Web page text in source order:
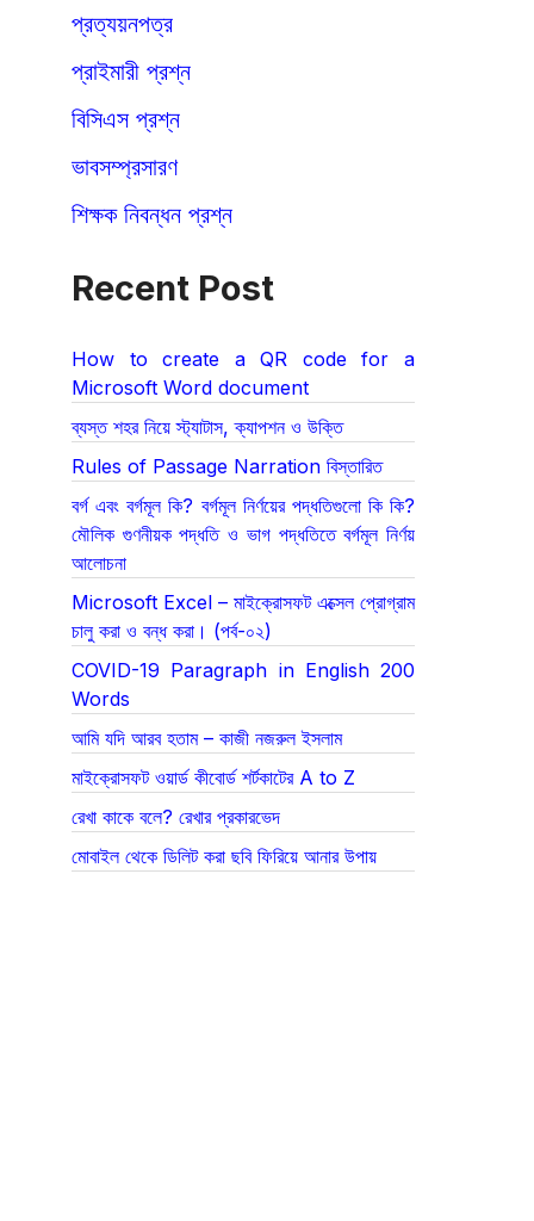
প্রত্যয়নপত্র
প্রাইমারী প্রশ্ন
বিসিএস প্রশ্ন
ভাবসম্প্রসারণ
শিক্ষক নিবন্ধন প্রশ্ন
Recent Post
How to create a QR code for a
Microsoft Word document
ব্যস্ত শহর নিয়ে স্ট্যাটাস, ক্যাপশন ও উক্তি
Rules of Passage Narration বিস্তারিত
বর্গ এবং বর্গমূল কি? বর্গমূল নির্ণয়ের পদ্ধতিগুলো কি কি?
মৌলিক গুণনীয়ক পদ্ধতি ও ভাগ পদ্ধতিতে বর্গমূল নির্ণয়
আলোচনা
Microsoft Excel – মাইক্রোসফট এক্সেল প্রোগ্রাম
চালু করা ও বন্ধ করা। (পর্ব-০২)
COVID-19 Paragraph in English 200
Words
আমি যদি আরব হতাম – কাজী নজরুল ইসলাম
মাইক্রোসফট ওয়ার্ড কীবোর্ড শর্টকাটের A to Z
রেখা কাকে বলে? রেখার প্রকারভেদ
মোবাইল থেকে ডিলিট করা ছবি ফিরিয়ে আনার উপায়